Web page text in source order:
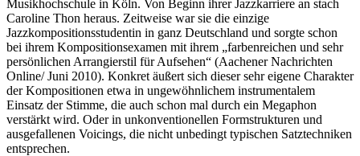
Musikhochschule in Köln. Von Beginn ihrer Jazzkarriere an stach
Caroline Thon heraus. Zeitweise war sie die einzige
Jazzkompositionsstudentin in ganz Deutschland und sorgte schon
bei ihrem Kompositionsexamen mit ihrem „farbenreichen und sehr
persönlichen Arrangierstil für Aufsehen“ (Aachener Nachrichten
Online/ Juni 2010). Konkret äußert sich dieser sehr eigene Charakter
der Kompositionen etwa in ungewöhnlichem instrumentalem
Einsatz der Stimme, die auch schon mal durch ein Megaphon
verstärkt wird. Oder in unkonventionellen Formstrukturen und
ausgefallenen Voicings, die nicht unbedingt typischen Satztechniken
entsprechen.